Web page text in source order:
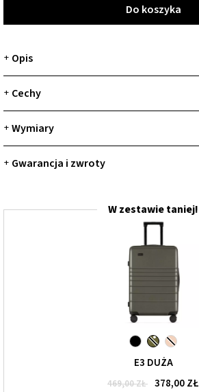
Do koszyka
Do koszyka
+ Opis
+ Cechy
+ Wymiary
+ Gwarancja i zwroty
W zestawie taniej!
E3 DUŻA
469,00 ZŁ 378,00 ZŁ